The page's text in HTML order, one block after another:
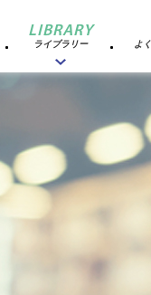
LIBRARY
ライブラリー よ